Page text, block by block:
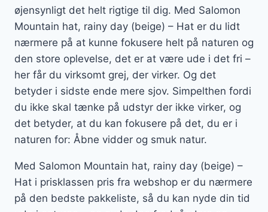
øjensynligt det helt rigtige til dig. Med Salomon
Mountain hat, rainy day (beige) – Hat er du lidt
nærmere på at kunne fokusere helt på naturen og
den store oplevelse, det er at være ude i det fri –
her får du virksomt grej, der virker. Og det
betyder i sidste ende mere sjov. Simpelthen fordi
du ikke skal tænke på udstyr der ikke virker, og
det betyder, at du kan fokusere på det, du er i
naturen for: Åbne vidder og smuk natur.
Med Salomon Mountain hat, rainy day (beige) –
Hat i prisklassen pris fra webshop er du nærmere
på den bedste pakkeliste, så du kan nyde din tid